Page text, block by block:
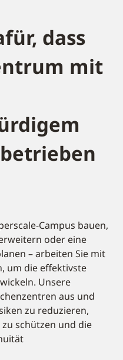
dass
mit
Campus bauen,
oder eine
– arbeiten Sie mit
um die effektivste
Unsere
aus und
zu reduzieren,
schützen und die